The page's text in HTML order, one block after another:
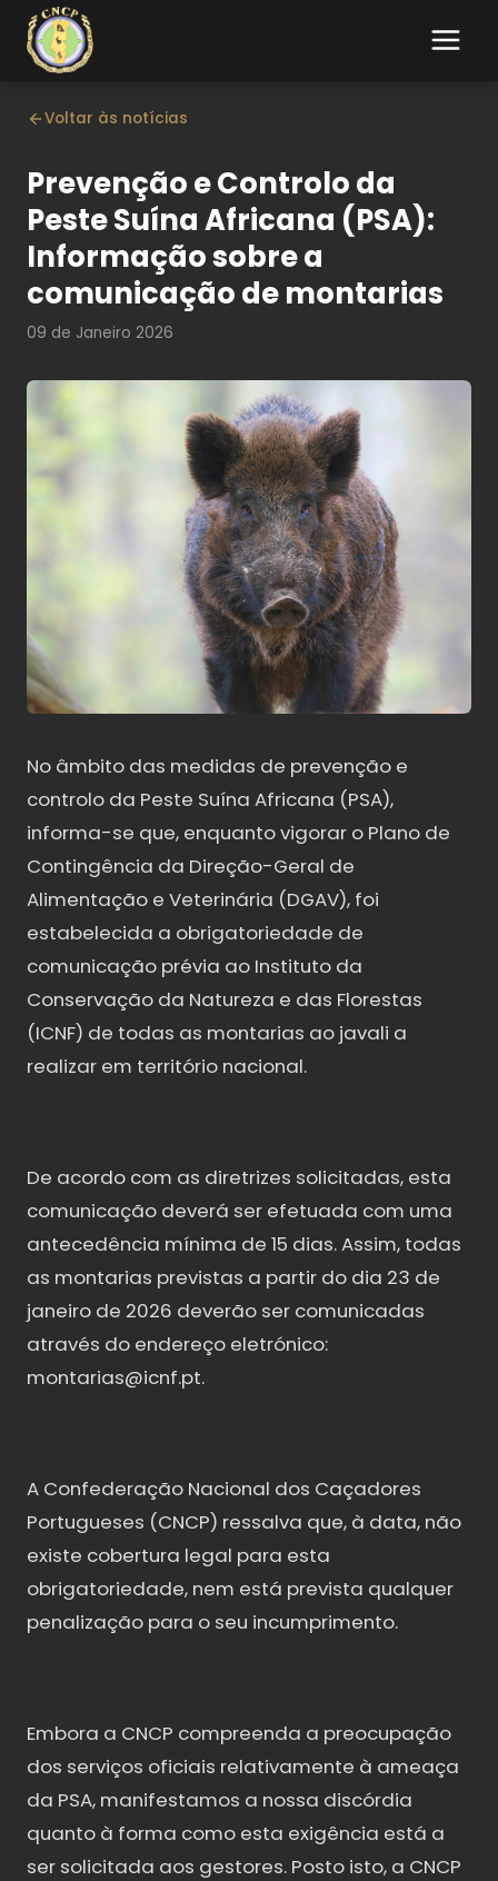
Voltar às notícias
Prevenção e Controlo da
Peste Suína Africana (PSA):
Informação sobre a
comunicação de montarias
09 de Janeiro 2026
No âmbito das medidas de prevenção e
controlo da Peste Suína Africana (PSA),
informa-se que, enquanto vigorar o Plano de
Contingência da Direção-Geral de
Alimentação e Veterinária (DGAV), foi
estabelecida a obrigatoriedade de
comunicação prévia ao Instituto da
Conservação da Natureza e das Florestas
(ICNF) de todas as montarias ao javali a
realizar em território nacional.
De acordo com as diretrizes solicitadas, esta
comunicação deverá ser efetuada com uma
antecedência mínima de 15 dias. Assim, todas
as montarias previstas a partir do dia 23 de
janeiro de 2026 deverão ser comunicadas
através do endereço eletrónico:
montarias@icnf.pt.
A Confederação Nacional dos Caçadores
Portugueses (CNCP) ressalva que, à data, não
existe cobertura legal para esta
obrigatoriedade, nem está prevista qualquer
penalização para o seu incumprimento.
Embora a CNCP compreenda a preocupação
dos serviços oficiais relativamente à ameaça
da PSA, manifestamos a nossa discórdia
quanto à forma como esta exigência está a
ser solicitada aos gestores. Posto isto, a CNCP